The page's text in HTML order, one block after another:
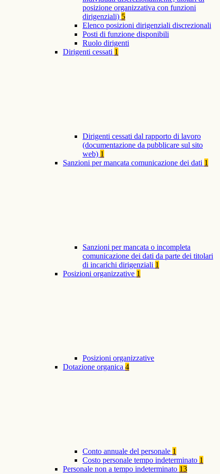
posizione organizzativa con funzioni
dirigenziali) 5
Elenco posizioni dirigenziali discrezionali
Posti di funzione disponibili
Ruolo dirigenti
Dirigenti cessati 1
Dirigenti cessati dal rapporto di lavoro
(documentazione da pubblicare sul sito
web) 1
Sanzioni per mancata comunicazione dei dati 1
Sanzioni per mancata o incompleta
comunicazione dei dati da parte dei titolari
di incarichi dirigenziali 1
Posizioni organizzative 1
Posizioni organizzative
Dotazione organica 4
Conto annuale del personale 1
Costo personale tempo indeterminato 1
Personale non a tempo indeterminato 13